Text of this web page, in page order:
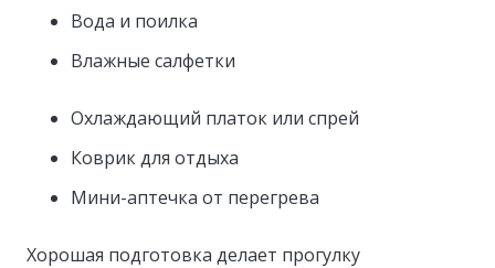
Вода и поилка
Влажные салфетки
Охлаждающий платок или спрей
Коврик для отдыха
Мини-аптечка от перегрева
Хорошая подготовка делает прогулку